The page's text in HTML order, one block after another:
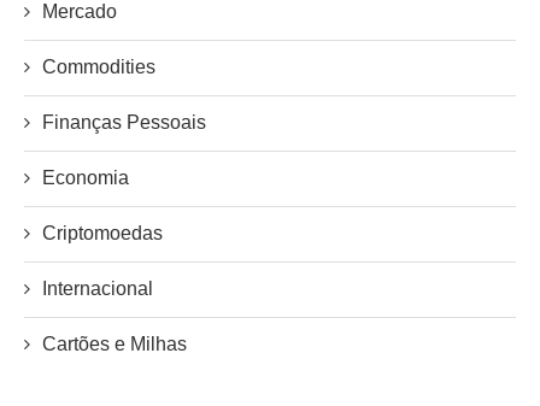
Mercado
Commodities
Finanças Pessoais
Economia
Criptomoedas
Internacional
Cartões e Milhas